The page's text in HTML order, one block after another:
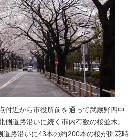
付近から市役所前を通って武蔵野四中
側道路沿いに続く市内有数の桜並木。
路沿いに43本の約200本の桜が開花時